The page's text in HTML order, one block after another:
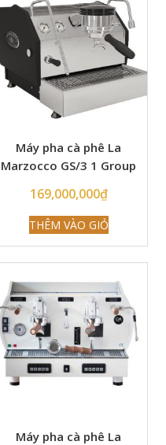
Máy pha cà phê La
Marzocco GS/3 1 Group
169,000,000₫
THÊM VÀO GIỎ
Máy pha cà phê La